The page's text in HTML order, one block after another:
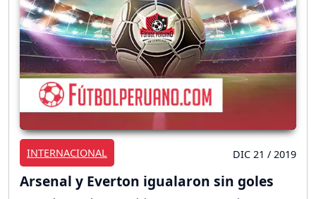
INTERNACIONAL DIC 21 / 2019
Arsenal y Everton igualaron sin goles